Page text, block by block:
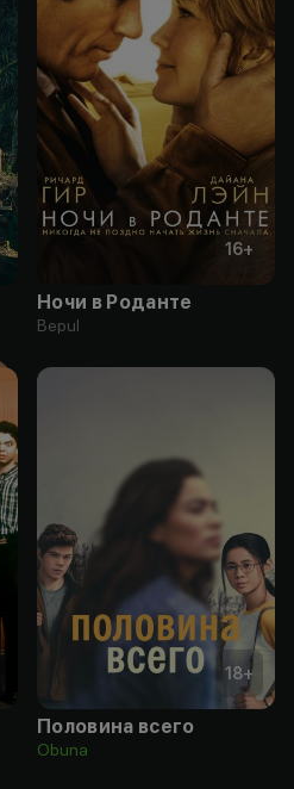
16+
Ночи в Роданте
Bepul
18+
Половина всего
Obuna